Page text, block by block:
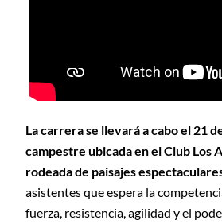
La carrera se llevará a cabo el 21
campestre ubicada en el Club Los
rodeada de paisajes
asistentes que espera la
fuerza, resistencia, agilidad y el